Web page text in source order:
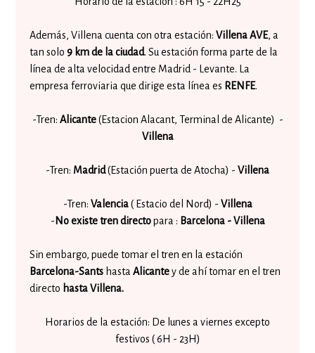
Además, Villena cuenta con otra estación:Villena AVE, a
tan solo9 km de la ciudad. Su estación forma parte de la
línea de alta velocidad entre Madrid - Levante. La
empresa ferroviaria que dirige esta línea es RENFE.
-Tren: Alicante(Estacion Alacant, Terminal de Alicante) -
Villena
-Tren: Madrid(Estación puerta de Atocha) - Villena
-Tren: Valencia( Estacio del Nord) - Villena
- No existe tren directopara : Barcelona - Villena
Sin embargo, puede tomar el tren en la estación
Barcelona-Sants hastaAlicantey de ahí tomar en el tren
directo hasta Villena.
Horarios de la estación: De lunes a viernes excepto
festivos ( 6H - 23H)